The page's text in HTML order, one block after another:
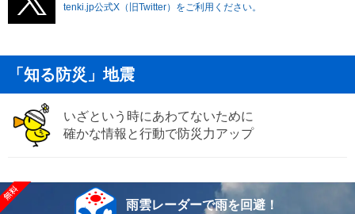
tenki.jp公式X（旧Twitter）をご利用ください。
「知る防災」地震
いざという時にあわてないために
確かな情報と行動で防災力アップ
雨雲レーダーで雨を回避！